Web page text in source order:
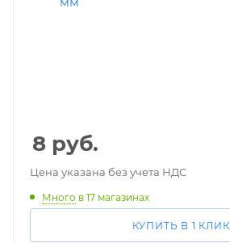
8 руб.
Цена указана без учета НДС
Много в 17 магазинах
КУПИТЬ В 1 КЛИК